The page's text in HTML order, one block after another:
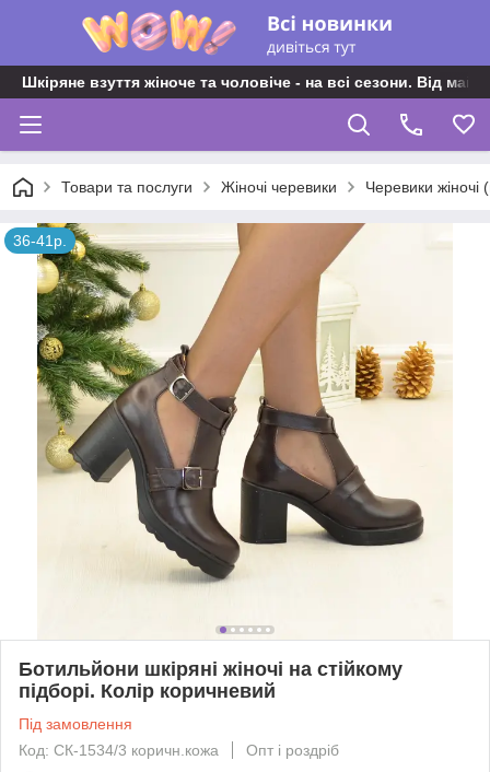
Шкіряне взуття жіноче та чоловіче - на всі сезони. Від
Товари та послуги Жіночі черевики Черевики жіночі
36-41р.
Ботильйони шкіряні жіночі на стійкому
підборі. Колір коричневий
Під замовлення
Код: СК-1534/3 коричн.кожа
Опт і роздріб